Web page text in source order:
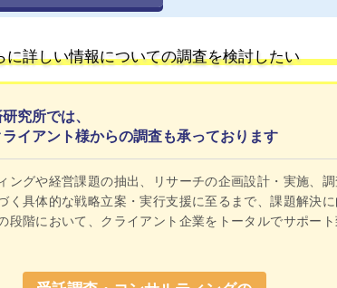
詳しい情報についての調査を検討したい
究所では、
イアント様からの調査も承っております
ングや経営課題の抽出、リサーチの企画設計・実施、調
く具体的な戦略立案・実行支援に至るまで、課題解決に
段階において、クライアント企業をトータルでサポー